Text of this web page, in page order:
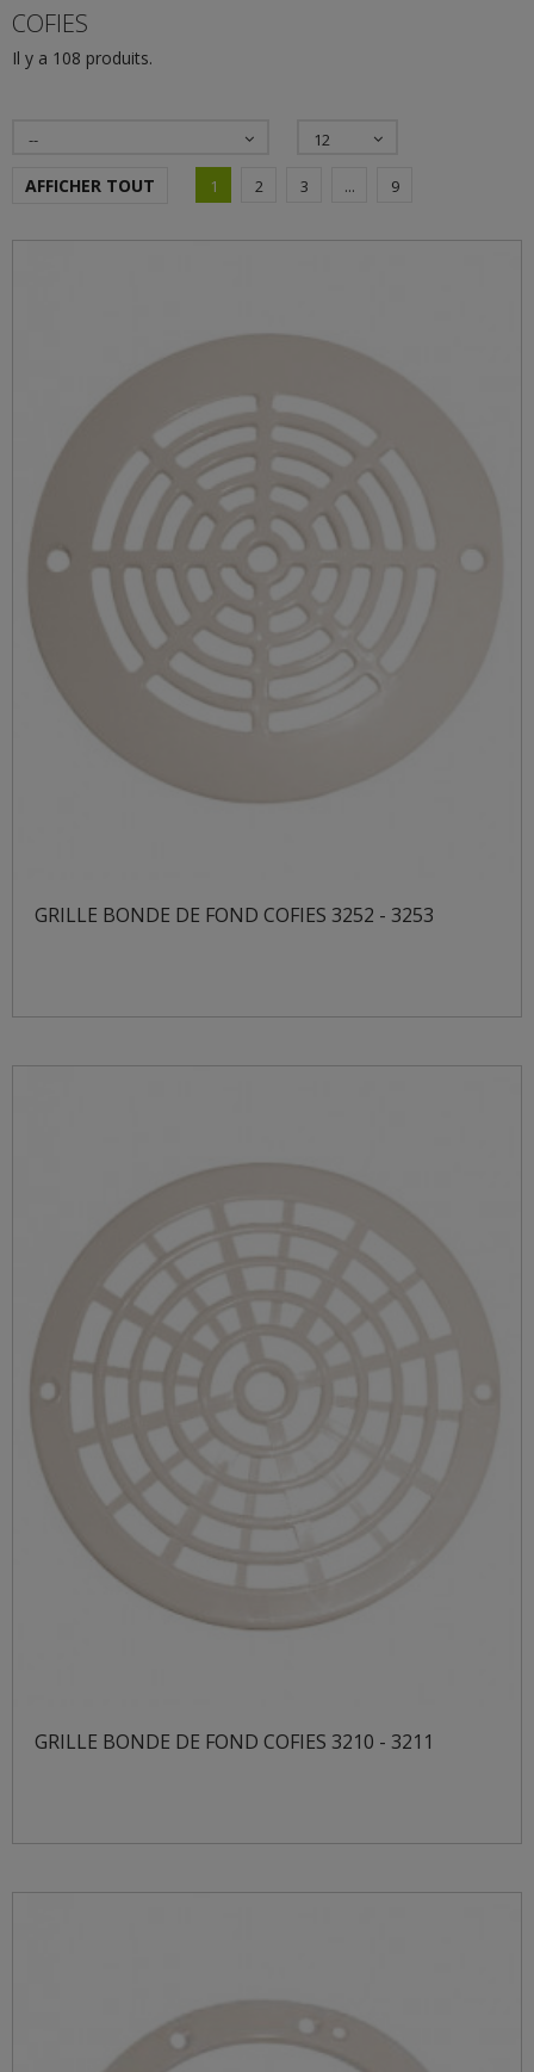
COFIES
Il y a 108 produits.
-- 12
AFFICHER TOUT 1 2 3 ... 9
GRILLE BONDE DE FOND COFIES 3252 - 3253
GRILLE BONDE DE FOND COFIES 3210 - 3211